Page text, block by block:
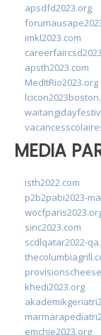
apsdfd2023.org
imkl2023.com
apsth2023.com
MedItRio2023.org
MEDIA
isth2022.com
p2b2pabi2023-
sinc2023.com
scdlqatar2022-
khedi2023.org
emchie2023.org